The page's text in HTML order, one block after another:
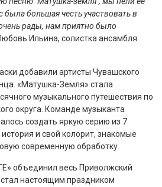
большая честь участвовать в
рады, нам приятно было
Ильина, солистка ансамбля
добавили артисты Чувашского
«Матушка-Земля» стала
музыкального путешествия по
округа. Команде музыканта
создать яркую серию из 7
и свой колорит, знакомые
современную обработку.
объединил весь Приволжский
настоящим праздником